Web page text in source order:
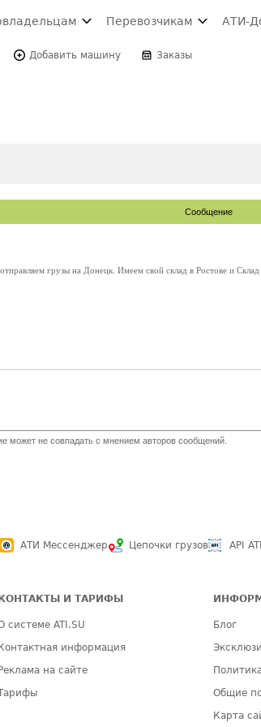
Перевозчикам АТИ-
Добавить машину Заказы
Сообщение
грузы на Донецк. Имеем свой склад в Ростове и
может не совпадать с мнением авторов сообщений.
АТИ Мессенджер Цепочки грузов API
КОНТАКТЫ И ТАРИФЫ
системе ATI.SU
Контактная информация
Реклама на сайте
Блог
Общие
Карта